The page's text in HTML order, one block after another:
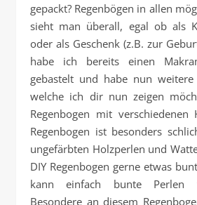
gepackt? Regenbögen in allen
sieht man überall, egal ob als
oder als Geschenk (z.B. zur
habe ich bereits einen
gebastelt und habe nun weitere
welche ich dir nun zeigen
Regenbogen mit verschiedenen
Regenbogen ist besonders
ungefärbten Holzperlen und
DIY Regenbogen gerne etwas
kann einfach bunte Perlen
Besondere an diesem